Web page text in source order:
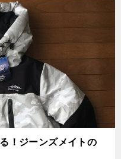
！ジーンズメイトの